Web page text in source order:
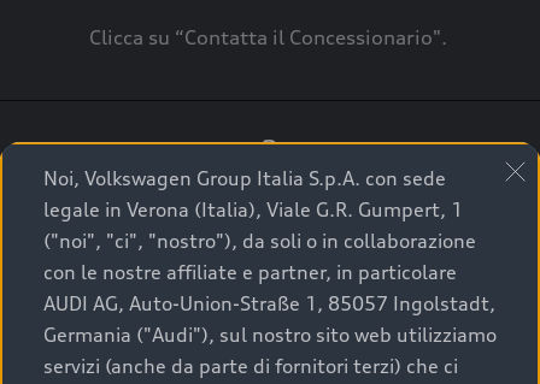
Clicca su “Contatta il Concessionario".
3
A breve verrai ricontattato dal Customer Care
Audi Center o direttamente dal Concessionario
che ti supporterà per finalizzare la tua richiesta.
Noi, Volkswagen Group Italia S.p.A. con sede
legale in Verona (Italia), Viale G.R. Gumpert, 1
("noi", "ci", "nostro"), da soli o in collaborazione
con le nostre affiliate e partner, in particolare
AUDI AG, Auto-Union-Straße 1, 85057 Ingolstadt,
Germania ("Audi"), sul nostro sito web utilizziamo
servizi (anche da parte di fornitori terzi) che ci